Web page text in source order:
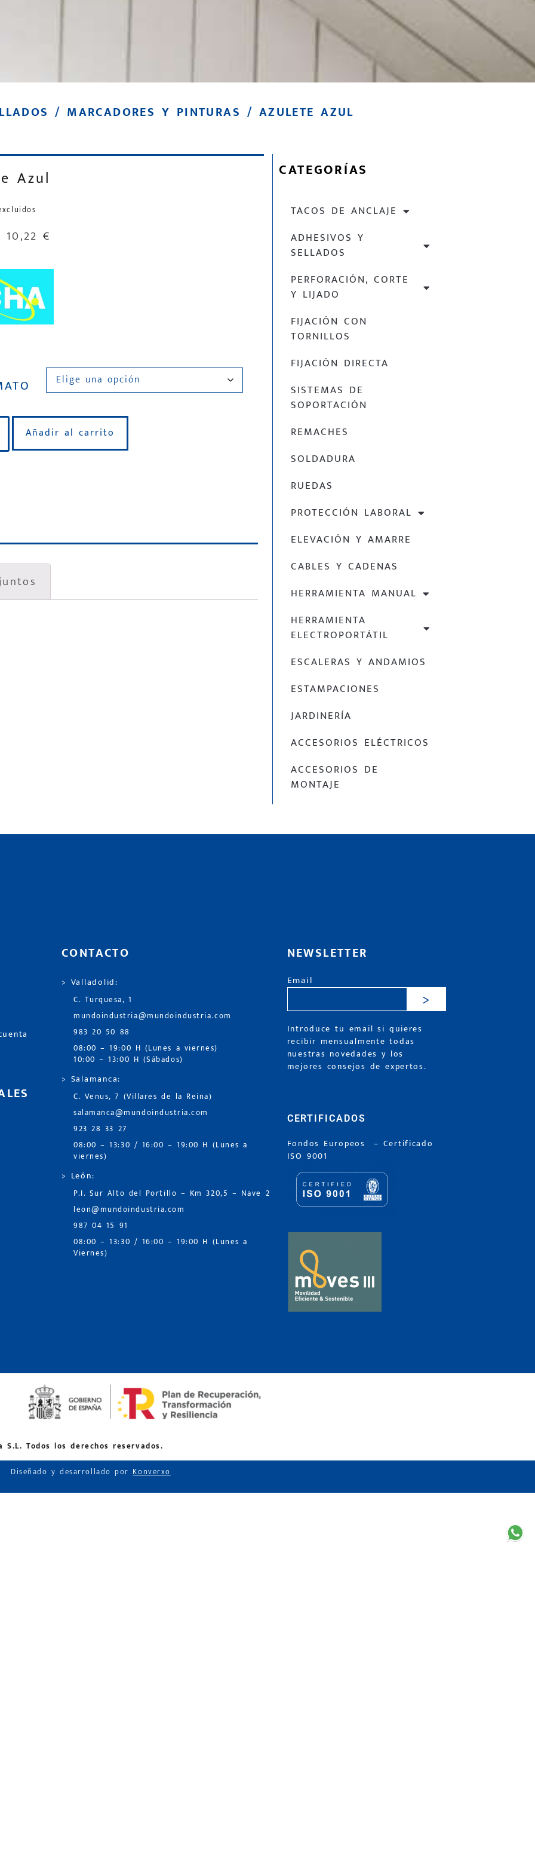
/ MARCADORES Y PINTURAS / AZULETE AZUL
Azul
10,22 €
Añadir al carrito
CATEGORÍAS
TACOS DE ANCLAJE
ADHESIVOS Y
SELLADOS
PERFORACIÓN, CORTE
Y LIJADO
FIJACIÓN CON
TORNILLOS
FIJACIÓN DIRECTA
SISTEMAS DE
SOPORTACIÓN
REMACHES
SOLDADURA
RUEDAS
PROTECCIÓN LABORAL
ELEVACIÓN Y AMARRE
CABLES Y CADENAS
HERRAMIENTA MANUAL
HERRAMIENTA
ELECTROPORTÁTIL
ESCALERAS Y ANDAMIOS
ESTAMPACIONES
JARDINERÍA
ACCESORIOS ELÉCTRICOS
ACCESORIOS DE
MONTAJE
CONTACTO
> Valladolid:
C. Turquesa, 1
mundoindustria@mundoindustria.com
983 20 50 88
08:00 – 19:00 H (Lunes a viernes)
10:00 – 13:00 H (Sábados)
> Salamanca:
C. Venus, 7 (Villares de la Reina)
salamanca@mundoindustria.com
923 28 33 27
08:00 – 13:30 / 16:00 – 19:00 H (Lunes a
viernes)
> León:
P.I. Sur Alto del Portillo – Km 320,5 – Nave 2
leon@mundoindustria.com
987 04 15 91
08:00 – 13:30 / 16:00 – 19:00 H (Lunes a
Viernes)
NEWSLETTER
Email
>
Introduce tu email si quieres
recibir mensualmente todas
nuestras novedades y los
mejores consejos de expertos.
CERTIFICADOS
Fondos Europeos – Certificado
ISO 9001
Todos los derechos reservados.
Diseñado y desarrollado porKonverxo